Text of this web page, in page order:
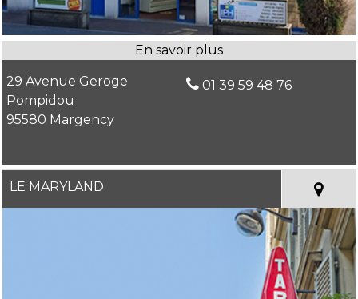
29 Avenue Geroge
Pompidou
95580 Margency
01 39 59 48 76
LE MARYLAND